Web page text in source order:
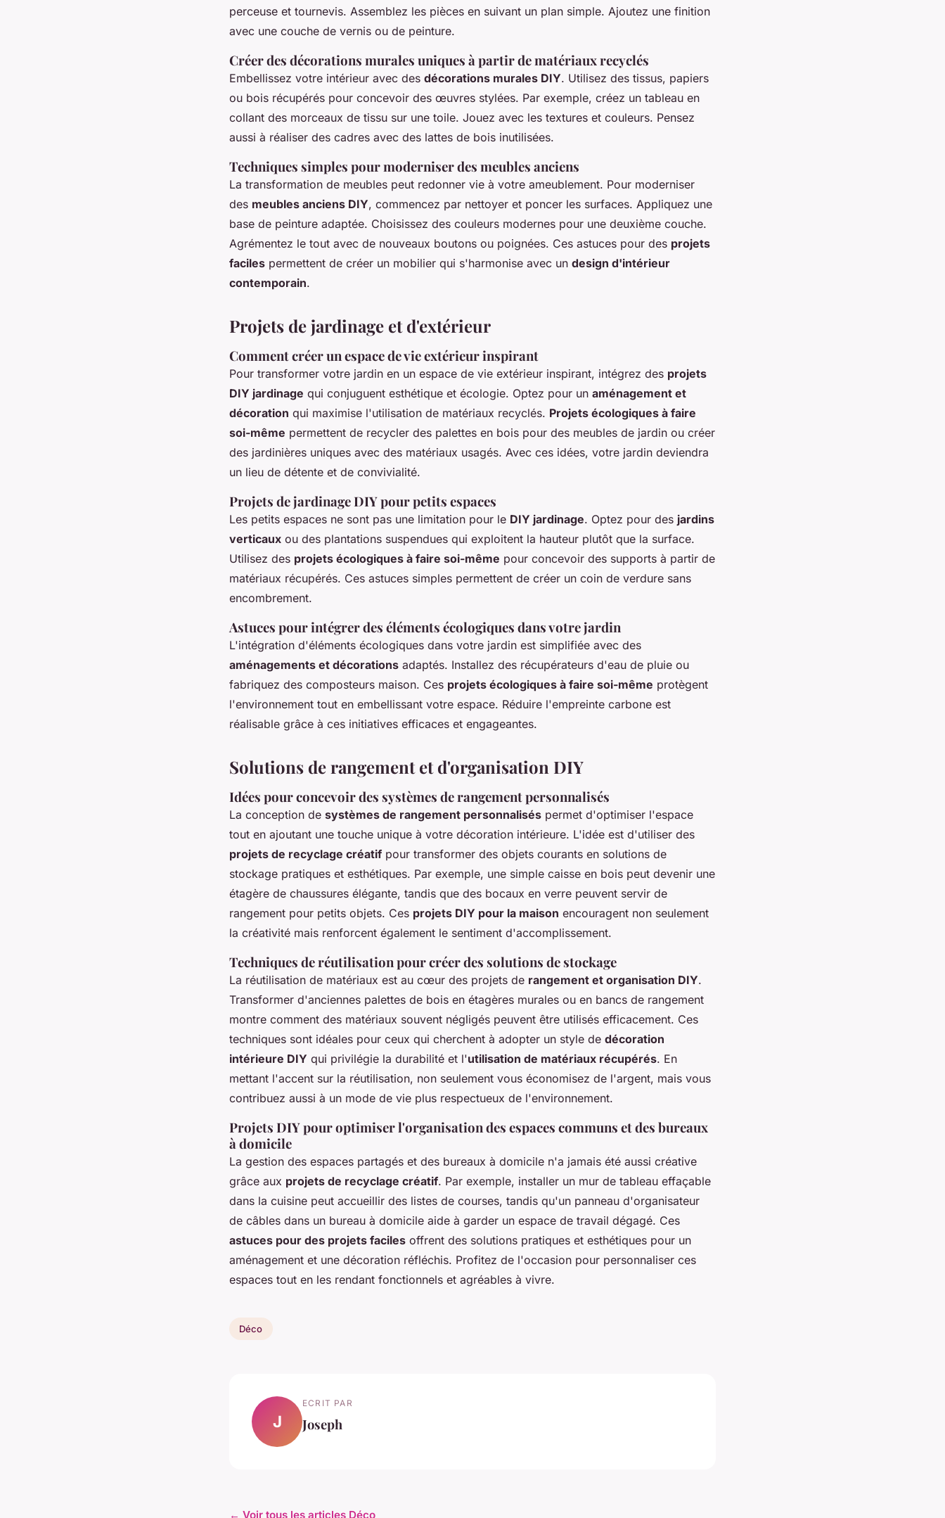
perceuse et tournevis. Assemblez les pièces en suivant un plan simple. Ajoutez une finition
avec une couche de vernis ou de peinture.
Créer des décorations murales uniques à partir de matériaux recyclés
Embellissez votre intérieur avec des décorations murales DIY. Utilisez des tissus, papiers
ou bois récupérés pour concevoir des œuvres stylées. Par exemple, créez un tableau en
collant des morceaux de tissu sur une toile. Jouez avec les textures et couleurs. Pensez
aussi à réaliser des cadres avec des lattes de bois inutilisées.
Techniques simples pour moderniser des meubles anciens
La transformation de meubles peut redonner vie à votre ameublement. Pour moderniser
des meubles anciens DIY, commencez par nettoyer et poncer les surfaces. Appliquez une
base de peinture adaptée. Choisissez des couleurs modernes pour une deuxième couche.
Agrémentez le tout avec de nouveaux boutons ou poignées. Ces astuces pour des projets
faciles permettent de créer un mobilier qui s'harmonise avec un design d'intérieur
contemporain.
Projets de jardinage et d'extérieur
Comment créer un espace de vie extérieur inspirant
Pour transformer votre jardin en un espace de vie extérieur inspirant, intégrez des projets
DIY jardinage qui conjuguent esthétique et écologie. Optez pour un aménagement et
décoration qui maximise l'utilisation de matériaux recyclés. Projets écologiques à faire
soi-même permettent de recycler des palettes en bois pour des meubles de jardin ou créer
des jardinières uniques avec des matériaux usagés. Avec ces idées, votre jardin deviendra
un lieu de détente et de convivialité.
Projets de jardinage DIY pour petits espaces
Les petits espaces ne sont pas une limitation pour le DIY jardinage. Optez pour des jardins
verticaux ou des plantations suspendues qui exploitent la hauteur plutôt que la surface.
Utilisez des projets écologiques à faire soi-même pour concevoir des supports à partir de
matériaux récupérés. Ces astuces simples permettent de créer un coin de verdure sans
encombrement.
Astuces pour intégrer des éléments écologiques dans votre jardin
L'intégration d'éléments écologiques dans votre jardin est simplifiée avec des
aménagements et décorations adaptés. Installez des récupérateurs d'eau de pluie ou
fabriquez des composteurs maison. Ces projets écologiques à faire soi-même protègent
l'environnement tout en embellissant votre espace. Réduire l'empreinte carbone est
réalisable grâce à ces initiatives efficaces et engageantes.
Solutions de rangement et d'organisation DIY
Idées pour concevoir des systèmes de rangement personnalisés
La conception de systèmes de rangement personnalisés permet d'optimiser l'espace
tout en ajoutant une touche unique à votre décoration intérieure. L'idée est d'utiliser des
projets de recyclage créatif pour transformer des objets courants en solutions de
stockage pratiques et esthétiques. Par exemple, une simple caisse en bois peut devenir une
étagère de chaussures élégante, tandis que des bocaux en verre peuvent servir de
rangement pour petits objets. Ces projets DIY pour la maison encouragent non seulement
la créativité mais renforcent également le sentiment d'accomplissement.
Techniques de réutilisation pour créer des solutions de stockage
La réutilisation de matériaux est au cœur des projets de rangement et organisation DIY.
Transformer d'anciennes palettes de bois en étagères murales ou en bancs de rangement
montre comment des matériaux souvent négligés peuvent être utilisés efficacement. Ces
techniques sont idéales pour ceux qui cherchent à adopter un style de décoration
intérieure DIY qui privilégie la durabilité et l'utilisation de matériaux récupérés. En
mettant l'accent sur la réutilisation, non seulement vous économisez de l'argent, mais vous
contribuez aussi à un mode de vie plus respectueux de l'environnement.
Projets DIY pour optimiser l'organisation des espaces communs et des bureaux
à domicile
La gestion des espaces partagés et des bureaux à domicile n'a jamais été aussi créative
grâce aux projets de recyclage créatif. Par exemple, installer un mur de tableau effaçable
dans la cuisine peut accueillir des listes de courses, tandis qu'un panneau d'organisateur
de câbles dans un bureau à domicile aide à garder un espace de travail dégagé. Ces
astuces pour des projets faciles offrent des solutions pratiques et esthétiques pour un
aménagement et une décoration réfléchis. Profitez de l'occasion pour personnaliser ces
espaces tout en les rendant fonctionnels et agréables à vivre.
Déco
J
ECRIT PAR
Joseph
← Voir tous les articles Déco